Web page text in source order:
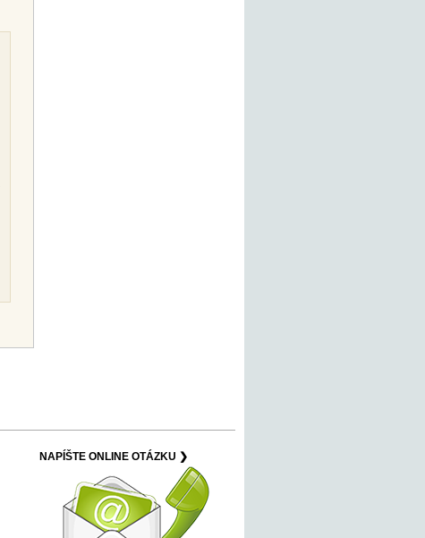
NAPÍŠTE ONLINE OTÁZKU ❯